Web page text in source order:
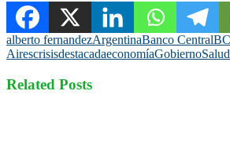
alberto fernandezArgentinaBanco Central
AirescrisisdestacadaeconomíaGobiernoSalud
Related Posts